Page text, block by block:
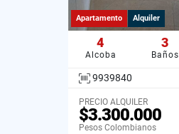
Apartamento Alquiler
4
Alcoba
3
Baños
9939840
PRECIO ALQUILER
$3.300.000
Pesos Colombianos